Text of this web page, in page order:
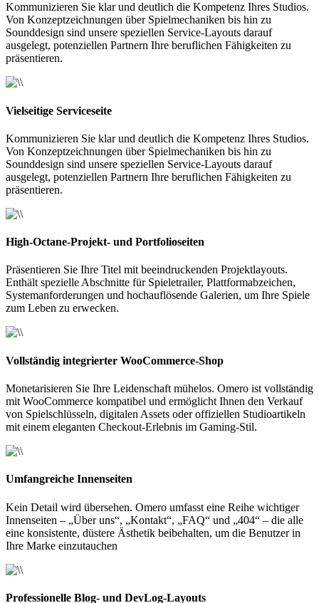
Kommunizieren Sie klar und deutlich die Kompetenz Ihres Studios.
Von Konzeptzeichnungen über Spielmechaniken bis hin zu
Sounddesign sind unsere speziellen Service-Layouts darauf
ausgelegt, potenziellen Partnern Ihre beruflichen Fähigkeiten zu
präsentieren.
Vielseitige Serviceseite
Kommunizieren Sie klar und deutlich die Kompetenz Ihres Studios.
Von Konzeptzeichnungen über Spielmechaniken bis hin zu
Sounddesign sind unsere speziellen Service-Layouts darauf
ausgelegt, potenziellen Partnern Ihre beruflichen Fähigkeiten zu
präsentieren.
High-Octane-Projekt- und Portfolioseiten
Präsentieren Sie Ihre Titel mit beeindruckenden Projektlayouts.
Enthält spezielle Abschnitte für Spieletrailer, Plattformabzeichen,
Systemanforderungen und hochauflösende Galerien, um Ihre Spiele
zum Leben zu erwecken.
Vollständig integrierter WooCommerce-Shop
Monetarisieren Sie Ihre Leidenschaft mühelos. Omero ist vollständig
mit WooCommerce kompatibel und ermöglicht Ihnen den Verkauf
von Spielschlüsseln, digitalen Assets oder offiziellen Studioartikeln
mit einem eleganten Checkout-Erlebnis im Gaming-Stil.
Umfangreiche Innenseiten
Kein Detail wird übersehen. Omero umfasst eine Reihe wichtiger
Innenseiten – „Über uns“, „Kontakt“, „FAQ“ und „404“ – die alle
eine konsistente, düstere Ästhetik beibehalten, um die Benutzer in
Ihre Marke einzutauchen
Professionelle Blog- und DevLog-Layouts